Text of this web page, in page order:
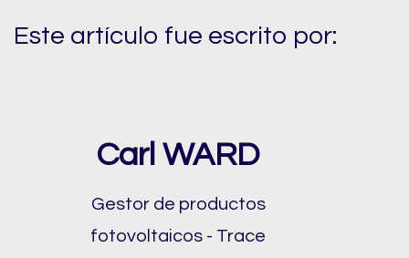
Este artículo fue escrito por:
Carl WARD
Gestor de productos
fotovoltaicos - Trace